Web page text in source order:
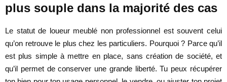
plus souple dans la majorité des cas
Le statut de loueur meublé non professionnel est souvent celui
qu’on retrouve le plus chez les particuliers. Pourquoi ? Parce qu’il
est plus simple à mettre en place, sans création de société, et
qu’il permet de conserver une grande liberté. Tu peux récupérer